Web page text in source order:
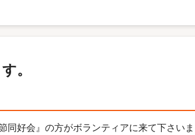
。
同好会』の方がボランティアに来て下さい